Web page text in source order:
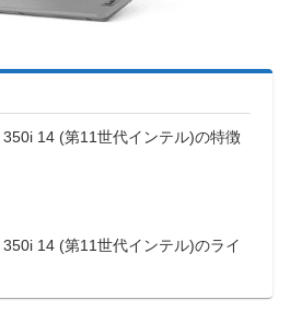
14 (第11世代インテル)の特徴
14 (第11世代インテル)のライ